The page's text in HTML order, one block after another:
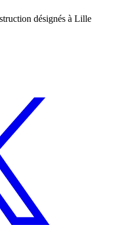
désignés à Lille